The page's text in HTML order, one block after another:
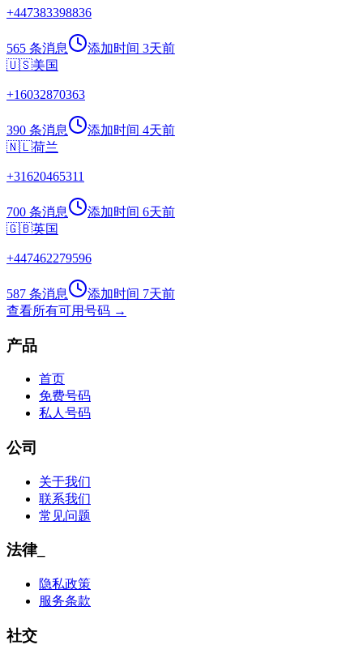
+447383398836
565 条消息 添加时间 3天前
🇺🇸美国
+16032870363
390 条消息 添加时间 4天前
🇳🇱荷兰
+31620465311
700 条消息 添加时间 6天前
🇬🇧英国
+447462279596
587 条消息 添加时间 7天前
查看所有可用号码 →
产品
首页
免费号码
私人号码
公司
关于我们
联系我们
常见问题
法律_
隐私政策
服务条款
社交